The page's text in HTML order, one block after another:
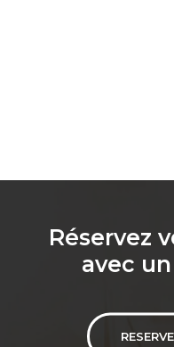
Réservez
avec